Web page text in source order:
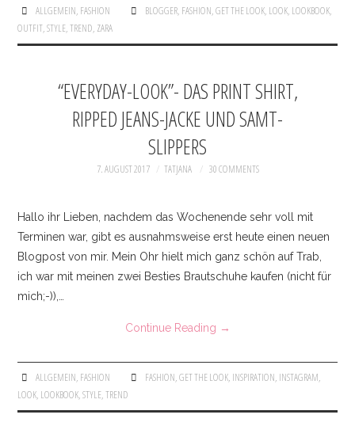
ALLGEMEIN, FASHION BLOGGER, FASHION,GET THE LOOK, LOOK, LOOKBOOK,
OUTFIT,STYLE,TREND, ZARA
“EVERYDAY-LOOK”- DAS PRINT SHIRT,
RIPPED JEANS-JACKE UND SAMT-
SLIPPERS
7. AUGUST 2017 TATJANA 30 COMMENTS
Hallo ihr Lieben, nachdem das Wochenende sehr voll mit
Terminen war, gibt es ausnahmsweise erst heute einen neuen
Blogpost von mir. Mein Ohr hielt mich ganz schön auf Trab,
ich war mit meinen zwei Besties Brautschuhe kaufen (nicht für
mich;-)),…
Continue Reading →
ALLGEMEIN, FASHION FASHION,GET THE LOOK, INSPIRATION, INSTAGRAM,
LOOK, LOOKBOOK,STYLE,TREND